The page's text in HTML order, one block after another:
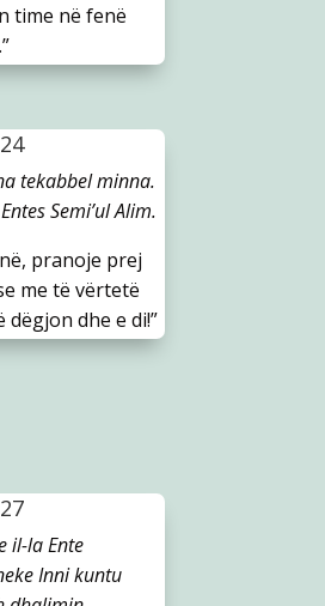
time në fenë
tekabbel minna.
Semi’ul Alim.
pranoje prej
me të vërtetë
dëgjon dhe e di!”
il-la Ente
Inni kuntu